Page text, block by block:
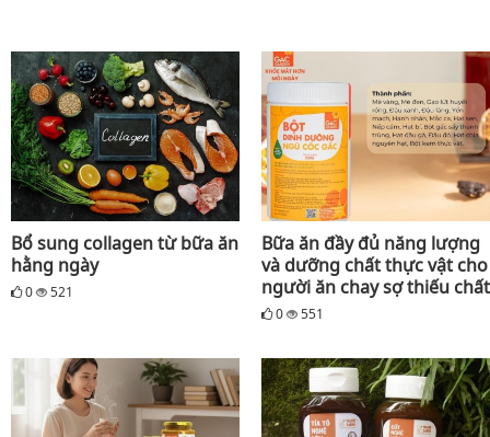
Bổ sung collagen từ bữa ăn
hằng ngày
0 521
Bữa ăn đầy đủ năng lượng
và dưỡng chất thực vật cho
người ăn chay sợ thiếu chất
0 551